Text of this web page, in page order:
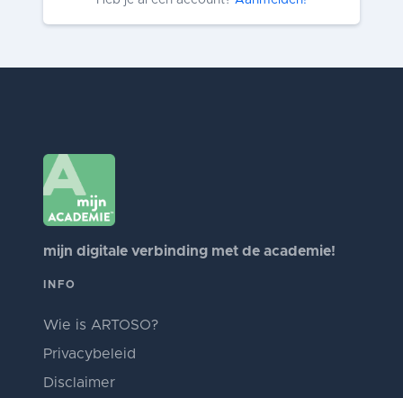
mijn digitale verbinding met de academie!
INFO
Wie is ARTOSO?
Privacybeleid
Disclaimer